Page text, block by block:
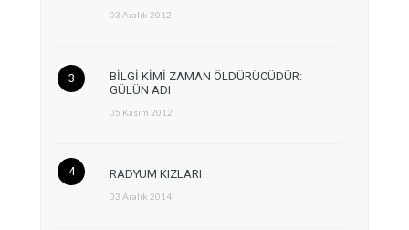
03 Aralık 2012
BİLGİ KİMİ ZAMAN ÖLDÜRÜCÜDÜR:
GÜLÜN ADI
05 Kasım 2012
RADYUM KIZLARI
03 Aralık 2014